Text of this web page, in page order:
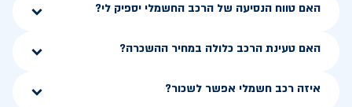
האם טווח הנסיעה של הרכב החשמלי יספיק לי?
האם טעינת הרכב כלולה במחיר ההשכרה?
איזה רכב חשמלי אפשר לשכור?